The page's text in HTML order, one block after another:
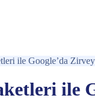
ile Google’da
ile